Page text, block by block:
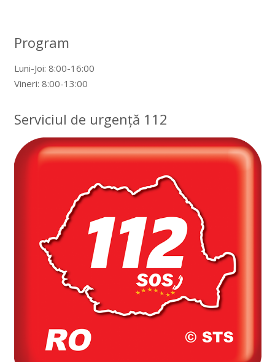
Program
Luni-Joi: 8:00-16:00
Vineri: 8:00-13:00
Serviciul de urgență 112